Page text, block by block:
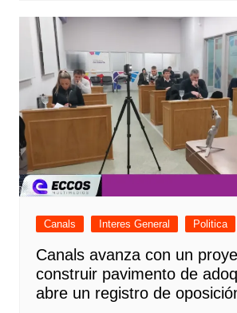
Canals Interes General Politica
Canals avanza con un
construir pavimento de
abre un registro de